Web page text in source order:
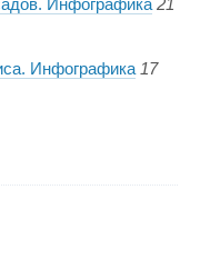
Инфографика 17